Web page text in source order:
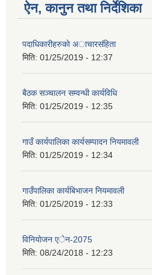
ऐन, कानुन तथा निर्देशिका
पदाधिकारीहरुकाे अाचारस‌ंहिता
मिति: 01/25/2019 - 12:37
बैठक सञ्चालन सम्वन्धी कार्यविधि
मिति: 01/25/2019 - 12:35
गाउँ कार्यपालिका कार्यसम्पादन नियमावली
मिति: 01/25/2019 - 12:34
गाउँपालिका कार्यबिभाजन नियमावली
मिति: 01/25/2019 - 12:33
विनियाेजन एेन-2075
मिति: 08/24/2018 - 12:23